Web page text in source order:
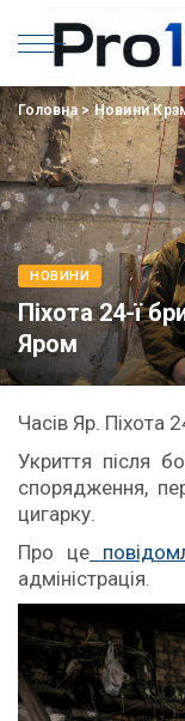
Головна>Новини
НОВИНИ
Піхота 24-ї
Яром
Часів Яр. Піхота
Укриття після
спорядження,
цигарку.
Про це
адміністрація.